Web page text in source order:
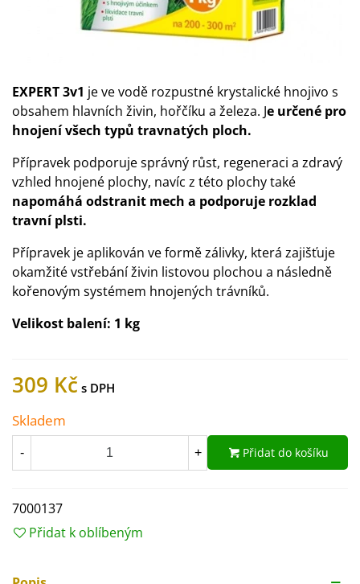
EXPERT 3v1 je ve vodě rozpustné krystalické hnojivo s
obsahem hlavních živin, hořčíku a železa. Je určené pro
hnojení všech typů travnatých ploch.
Přípravek podporuje správný růst, regeneraci a zdravý
vzhled hnojené plochy, navíc z této plochy také
napomáhá odstranit mech a podporuje rozklad
travní plsti.
Přípravek je aplikován ve formě zálivky, která zajišťuje
okamžité vstřebání živin listovou plochou a následně
kořenovým systémem hnojených trávníků.
Velikost balení: 1 kg
309 Kč
Skladem
- + Přidat do košíku
7000137
Přidat k oblíbeným